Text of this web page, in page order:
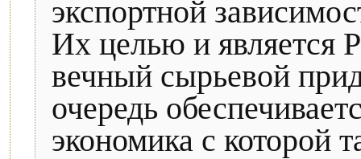
экспортной
Их целью и является
вечный сырьевой
очередь
экономика с которой